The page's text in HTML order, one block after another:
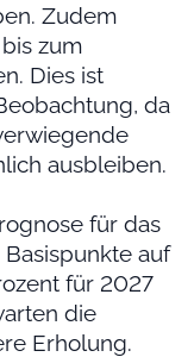
Zudem
zum
Dies ist
da
ausbleiben.
für das
auf
für 2027
die
Erholung.